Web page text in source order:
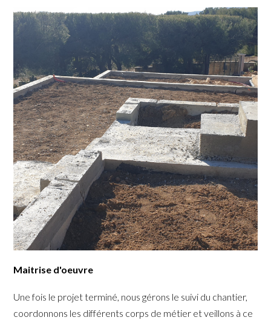
Maitrise d'oeuvre
Une fois le projet terminé, nous gérons le suivi du chantier,
coordonnons les différents corps de métier et veillons à ce